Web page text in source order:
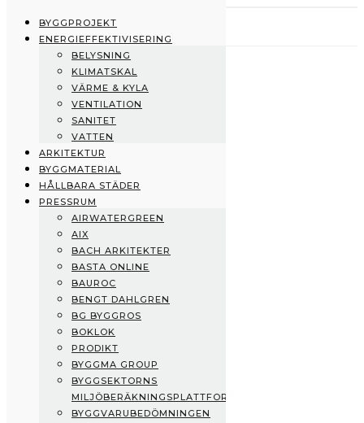
Byggprojekt
Energieffektivisering
Belysning
Klimatskal
Värme & Kyla
Ventilation
Sanitet
Vatten
Arkitektur
Byggmaterial
Hållbara städer
Pressrum
AirWaterGreen
AIX
Bach Arkitekter
BASTA Online
Bauroc
Bengt Dahlgren
BG Byggros
Boklok
Prodikt
Byggma Group
Byggsektorns Miljöberäkningsplattform
BYGGPROJEKT
ENERGIEFFEKTIVISERING
BELYSNING
KLIMATSKAL
VÄRME & KYLA
VENTILATION
SANITET
VATTEN
ARKITEKTUR
BYGGMATERIAL
HÅLLBARA STÄDER
PRESSRUM
AIRWATERGREEN
AIX
BACH ARKITEKTER
BASTA ONLINE
BAUROC
BENGT DAHLGREN
BG BYGGROS
BOKLOK
PRODIKT
BYGGMA GROUP
BYGGSEKTORNS
MILJÖBERÄKNINGSPLATTFORM
BYGGVARUBEDÖMNINGEN